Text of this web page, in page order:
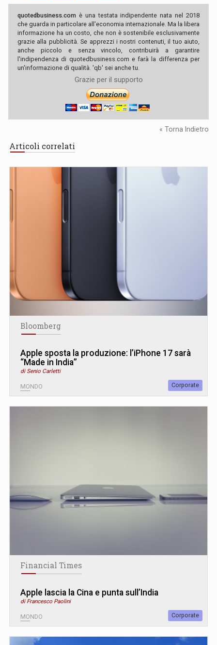
quotedbusiness.com è una testata indipendente nata nel 2018
che guarda in particolare all'economia internazionale. Ma la libera
informazione ha un costo, che non è sostenibile esclusivamente
grazie alla pubblicità. Se apprezzi i nostri contenuti, il tuo aiuto,
anche piccolo e senza vincolo, contribuirà a garantire
l'indipendenza di quotedbusiness.com e farà la differenza per
un'informazione di qualità. 'qb' sei anche tu.
Grazie per il supporto
« Torna Indietro
Articoli correlati
Bloomberg
Apple sposta la produzione: l’iPhone 17 sarà
“Made in India”
di Senio Carletti
MONDO Corporate
Financial Times
Apple lascia la Cina e punta sull’India
di Francesco Paolini
MONDO Corporate